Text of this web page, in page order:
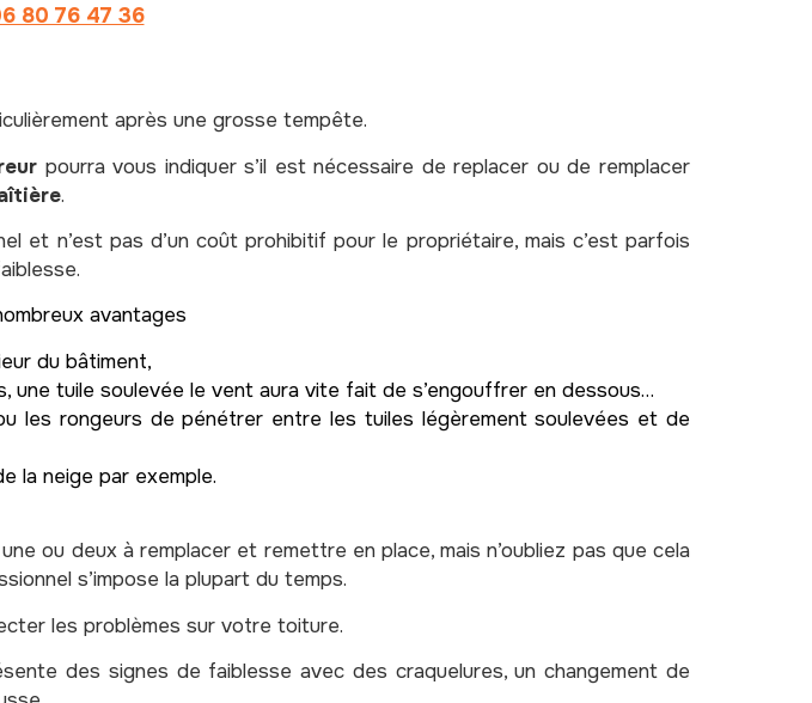
80 76 47 36
après une grosse tempête.
pourra vous indiquer s’il est nécessaire de replacer ou de remplacer
.
et n’est pas d’un coût prohibitif pour le propriétaire, mais c’est parfois
avantages
du bâtiment,
une tuile soulevée le vent aura vite fait de s’engouffrer en dessous…
les rongeurs de pénétrer entre les tuiles légèrement soulevées et de
la neige par exemple.
une ou deux à remplacer et remettre en place, mais n’oubliez pas que cela
s’impose la plupart du temps.
les problèmes sur votre toiture.
des signes de faiblesse avec des craquelures, un changement de